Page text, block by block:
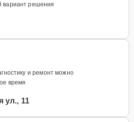
вариант решения
и ремонт можно
время
ул., 11